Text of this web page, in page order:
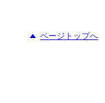
ページトップへ